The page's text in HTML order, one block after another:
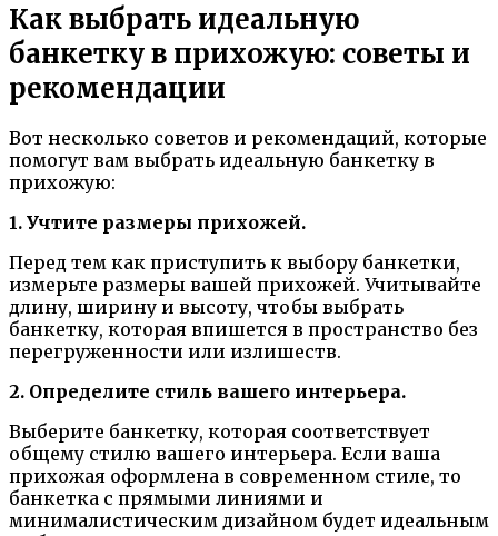
Как выбрать идеальную
банкетку в прихожую: советы и
рекомендации
Вот несколько советов и рекомендаций, которые
помогут вам выбрать идеальную банкетку в
прихожую:
1. Учтите размеры прихожей.
Перед тем как приступить к выбору банкетки,
измерьте размеры вашей прихожей. Учитывайте
длину, ширину и высоту, чтобы выбрать
банкетку, которая впишется в пространство без
перегруженности или излишеств.
2. Определите стиль вашего интерьера.
Выберите банкетку, которая соответствует
общему стилю вашего интерьера. Если ваша
прихожая оформлена в современном стиле, то
банкетка с прямыми линиями и
минималистическим дизайном будет идеальным